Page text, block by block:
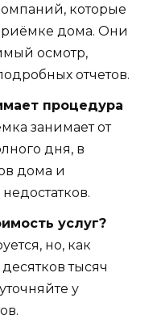
которые
дома. Они
осмотр,
отчетов.
процедура
занимает от
дня, в
дома и
услуг?
но, как
тысяч
у